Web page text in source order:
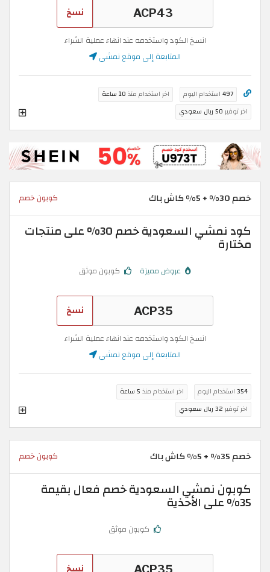
نسخ
انسخ الكود واستخدمه عند انهاء عملية الشراء
المتابعة إلى موقع نمشي
497 استخدام اليوم اخر استخدام منذ 10 ساعة
اخر توفير 50 ريال سعودي
خصم 30% + 5% كاش باك كوبون خصم
كود نمشي السعودية خصم 30% على منتجات
مختارة
عروض مميزة كوبون موثق
نسخ
انسخ الكود واستخدمه عند انهاء عملية الشراء
المتابعة إلى موقع نمشي
354 استخدام اليوم اخر استخدام منذ 5 ساعة
اخر توفير 32 ريال سعودي
خصم 35% + 5% كاش باك كوبون خصم
كوبون نمشي السعودية خصم فعال بقيمة
35% على الأحذية
كوبون موثق